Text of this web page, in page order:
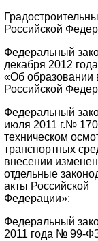
Российской
Федеральный
декабря 2012
«Об образовании
Российской
Федеральный
июля 2011 г.№
техническом
транспортных
внесении
отдельные
акты Российской
Федерации»;
Федеральный
2011 года № 99-